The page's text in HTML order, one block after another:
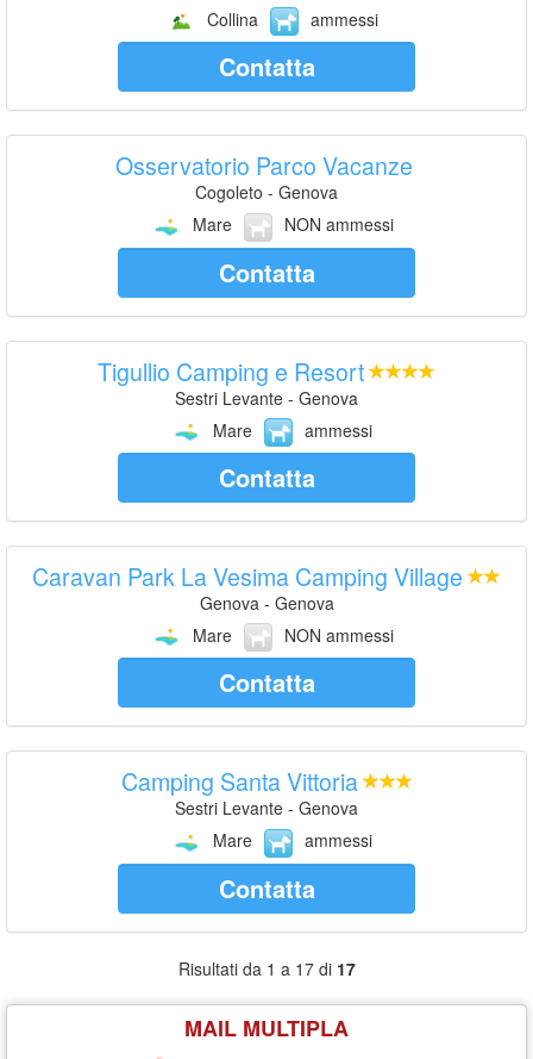
Collina
ammessi
Contatta
Osservatorio Parco Vacanze
Cogoleto - Genova
Mare
NON ammessi
Contatta
Tigullio Camping e Resort
Sestri Levante - Genova
Mare
ammessi
Contatta
Caravan Park La Vesima Camping Village
Genova - Genova
Mare
NON ammessi
Contatta
Camping Santa Vittoria
Sestri Levante - Genova
Mare
ammessi
Contatta
Risultati da 1 a 17 di 17
MAIL MULTIPLA